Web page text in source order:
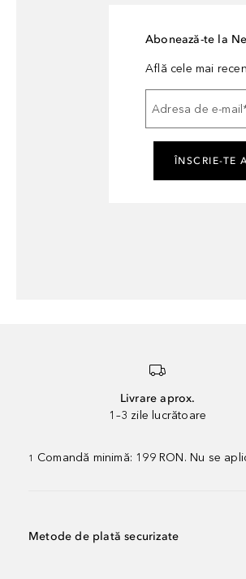
Abonează-te la
Află cele mai
Adresa de e-mail
ÎNSCRIE-TE
Livrare aprox.
1–3 zile lucrătoare
1 Comandă minimă: 199 RON. Nu se
Metode de plată securizate